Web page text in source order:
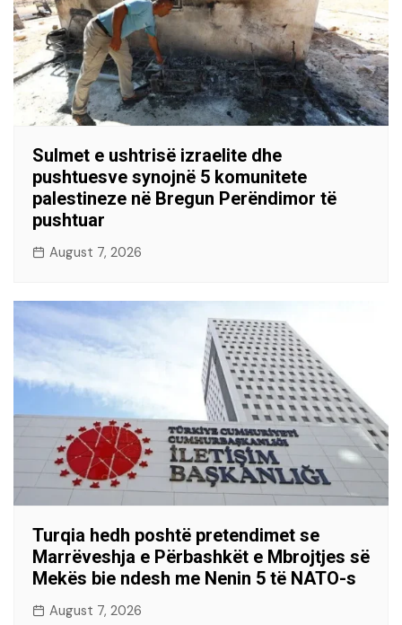
Sulmet e ushtrisë izraelite dhe
pushtuesve synojnë 5 komunitete
palestineze në Bregun Perëndimor të
pushtuar
August 7, 2026
Turqia hedh poshtë pretendimet se
Marrëveshja e Përbashkët e Mbrojtjes së
Mekës bie ndesh me Nenin 5 të NATO-s
August 7, 2026